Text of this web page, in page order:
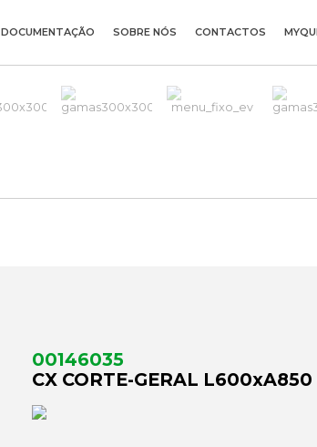
DOCUMENTAÇÃO SOBRE NÓS CONTACTOS
00146035
CX CORTE-GERAL